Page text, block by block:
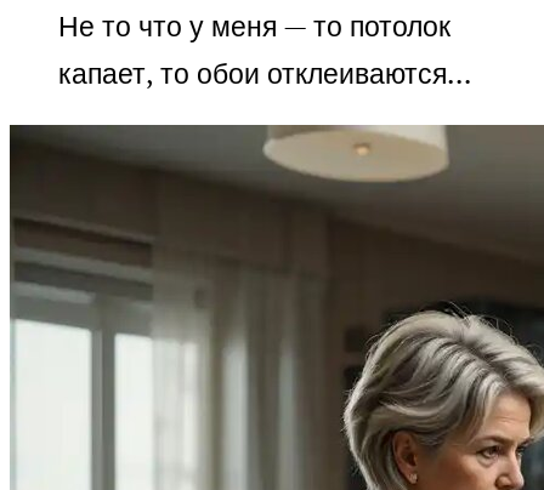
Не то что у меня — то потолок
капает, то обои отклеиваются…